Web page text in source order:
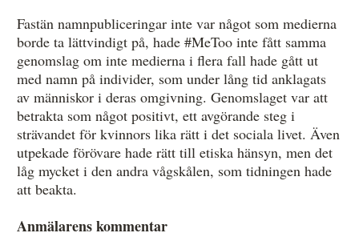
Fastän namnpubliceringar inte var något som medierna
borde ta lättvindigt på, hade #MeToo inte fått samma
genomslag om inte medierna i flera fall hade gått ut
med namn på individer, som under lång tid anklagats
av människor i deras omgivning. Genomslaget var att
betrakta som något positivt, ett avgörande steg i
strävandet för kvinnors lika rätt i det sociala livet. Även
utpekade förövare hade rätt till etiska hänsyn, men det
låg mycket i den andra vågskålen, som tidningen hade
att beakta.
Anmälarens kommentar